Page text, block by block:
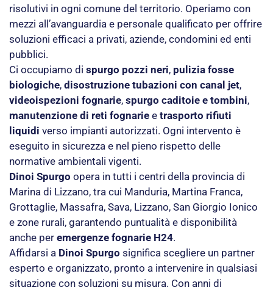
risolutivi in ogni comune del territorio. Operiamo con
mezzi all’avanguardia e personale qualificato per offrire
soluzioni efficaci a privati, aziende, condomini ed enti
pubblici.
Ci occupiamo di spurgo pozzi neri, pulizia fosse
biologiche, disostruzione tubazioni con canal jet,
videoispezioni fognarie, spurgo caditoie e tombini,
manutenzione di reti fognarie e trasporto rifiuti
liquidi verso impianti autorizzati. Ogni intervento è
eseguito in sicurezza e nel pieno rispetto delle
normative ambientali vigenti.
Dinoi Spurgo opera in tutti i centri della provincia di
Marina di Lizzano, tra cui Manduria, Martina Franca,
Grottaglie, Massafra, Sava, Lizzano, San Giorgio Ionico
e zone rurali, garantendo puntualità e disponibilità
anche per emergenze fognarie H24.
Affidarsi a Dinoi Spurgo significa scegliere un partner
esperto e organizzato, pronto a intervenire in qualsiasi
situazione con soluzioni su misura. Con anni di